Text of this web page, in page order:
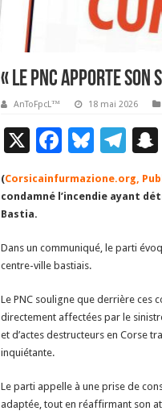
« Le PNC apporte
AnToFpcL™ 18 mai 2026
X F
e
o
o
k
Bl
u
es
T
e
a
(Corsicainfurmazione.org,
condamné l’incendie ayant
Bastia.
Dans un communiqué, le parti
centre-ville bastiais.
Le PNC souligne que derrière ces
directement affectées par le
et d’actes destructeurs en Corse
inquiétante.
Le parti appelle à une prise de
adaptée, tout en réaffirmant son